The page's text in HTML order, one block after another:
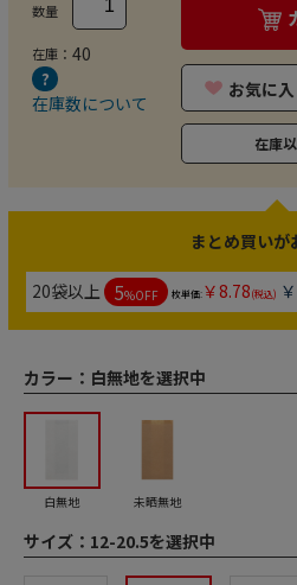
数量
在庫： 40
在庫数について
お気に入
在庫
まとめ買いが
20袋以上 5%OFF 枚単価:￥8.78(税込)
カラー： 白無地を選択中
白無地 未晒無地
サイズ： 12-20.5を選択中